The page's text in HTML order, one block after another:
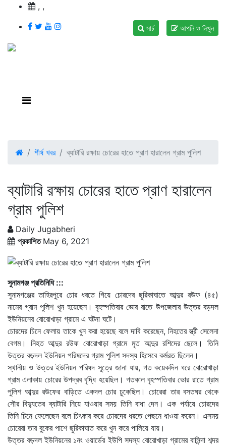
, ,
আপনি ও লিখুন
সার্চ
শীর্ষ খবর ব্যাটারি রক্ষায় চোরের হাতে প্রাণ হারালেন গ্রাম পুলিশ
ব্যাটারি রক্ষায় চোরের হাতে প্রাণ হারালেন
গ্রাম পুলিশ
Daily Jugabheri
প্রকাশিতMay 6, 2021
সুনামগঞ্জ প্রতিনিধি :::
সুনামগঞ্জের তাহিরপুরে চোর ধরতে গিয়ে চোরদের ছুরিকাঘাতে আব্দুর রউফ (৪৫)
নামের গ্রাম পুলিশ খুন হয়েছেন। বৃহস্পতিবার ভোর রাতে উপজেলার উত্তর বড়দল
ইউনিয়নের বোরোখাড়া গ্রামে এ ঘটনা ঘটে।
চোরদের চিনে ফেলায় তাকে খুন করা হয়েছে বলে দাবি করেছেন, নিহতের স্ত্রী সেলেনা
বেগম। নিহত আব্দুর রউফ বোরোখাড়া গ্রামে মৃত আব্দুর রশিদের ছেলে। তিনি
উত্তর বড়দল ইউনিয়ন পরিষদের গ্রাম পুলিশ সদস্য হিসেবে কর্মরত ছিলেন।
স্থানীয় ও উত্তর ইউনিয়ন পরিষদ সূত্রে জানা যায়, গত কয়েকদিন ধরে বোরোখাড়া
গ্রাম এলাকায় চোরের উপদ্রব বৃদ্ধি হয়েছিল। গতকাল বৃহস্পতিবার ভোর রাতে গ্রাম
পুলিশ আব্দুর রউফের বাড়িতে একদল চোর ঢুকেছিল। চোরেরা তার বসতঘর থেকে
সৌর বিদ্যুতের ব্যাটারি নিয়ে যাওয়ার সময় তিনি বাধা দেন। এক পর্যায়ে চোরদের
তিনি চিনে ফেলেছেন বলে চিৎকার করে চোরদের ধরতে পেছনে ধাওয়া করেন। এসময়
চোরেরা তার বুকের পাশে ছুরিকাঘাত করে খুন করে পালিয়ে যায়।
উত্তর বড়দল ইউনিয়নের ১নং ওয়ার্ডের ইউপি সদস্য বোরোখাড়া গ্রামের বাসিন্দা শব্দর